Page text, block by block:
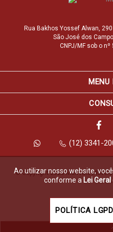
Rua Bakhos Yossef Alwan,
São José dos
CNPJ/MF sob o
MENU
(12) 3341-
© Copyright 2026 Marfvale
Feito com pela
Ao utilizar nosso website,
conforme a Lei
POLÍTICA LGPD